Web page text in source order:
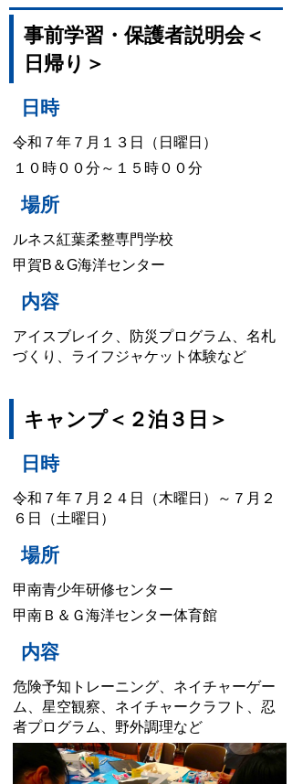
事前学習・保護者説明会＜
日帰り＞
日時
令和７年７月１３日（日曜日）
１０時００分～１５時００分
場所
ルネス紅葉柔整専門学校
甲賀B＆G海洋センター
内容
アイスブレイク、
防災プログラム、名札
づくり、ライフジャケット体験など
キャンプ＜２泊３日＞
日時
令和７年７月２４日（木曜日）～７月２
６日（土曜日）
場所
甲南青少年研修センター
甲南Ｂ＆Ｇ海洋センター体育館
内容
危険予知トレーニング、ネイチャーゲー
ム、星空観察、 ネイチャークラフト、忍
者プログラム、野外調理など